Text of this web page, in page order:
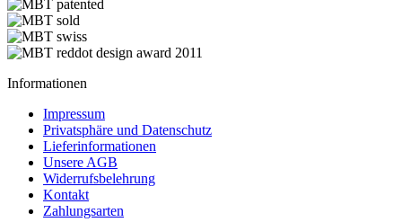
Informationen
Impressum
Privatsphäre und Datenschutz
Lieferinformationen
Unsere AGB
Widerrufsbelehrung
Kontakt
Zahlungsarten